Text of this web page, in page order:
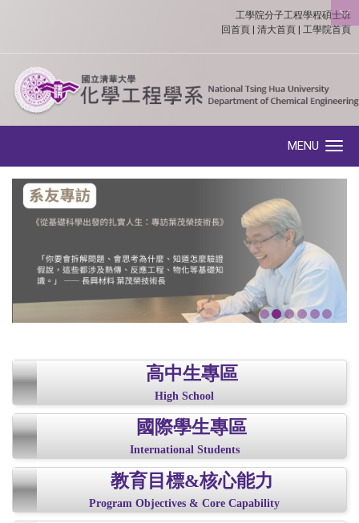
:::
工學院分子工程學程碩士班
回首頁
清大首頁 工學院首頁
MENU
高中生專區
High School
國際學生專區
International Students
教育目標&核心能力
Program Objectives & Core Capability